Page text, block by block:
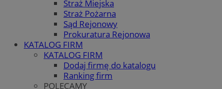
Straż Miejska
Straż Pożarna
Sąd Rejonowy
Prokuratura Rejonowa
KATALOG FIRM
KATALOG FIRM
Dodaj firmę do katalogu
Ranking firm
POLECAMY